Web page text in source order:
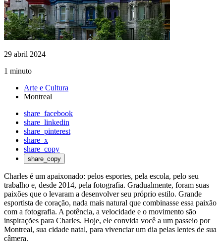
29 abril 2024
1 minuto
Arte e Cultura
Montreal
share_facebook
share_linkedin
share_pinterest
share_x
share_copy
share_copy
Charles é um apaixonado: pelos esportes, pela escola, pelo seu
trabalho e, desde 2014, pela fotografia. Gradualmente, foram suas
paixões que o levaram a desenvolver seu próprio estilo. Grande
esportista de coração, nada mais natural que combinasse essa paixão
com a fotografia. A potência, a velocidade e o movimento são
inspirações para Charles. Hoje, ele convida você a um passeio por
Montreal, sua cidade natal, para vivenciar um dia pelas lentes de sua
câmera.